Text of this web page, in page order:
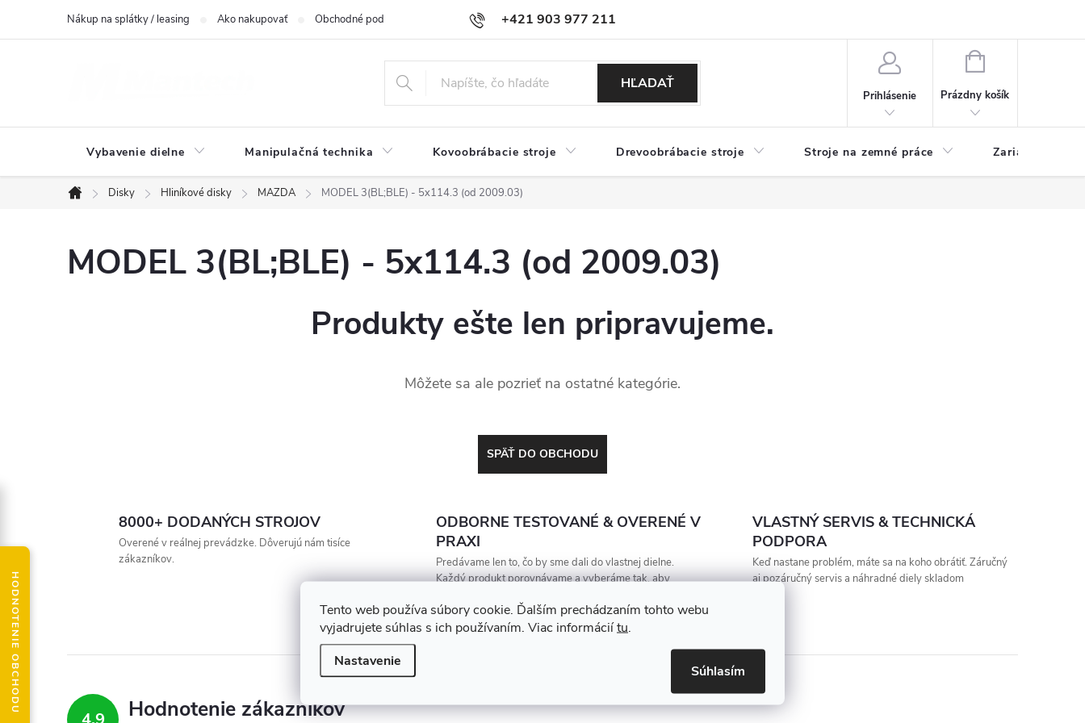
Tento web používa súbory cookie. Ďalším prechádzaním tohto webu
vyjadrujete súhlas s ich používaním. Viac informáciítu.
Nastavenie
Súhlasím
+421 903 977 211
Nákup na splátky / leasing Ako nakupovať Obchodné podmienky Podmienky ochrany osobných údajov
HĽADAŤ
Prihlásenie
NÁKUPNÝ
Prázdny košík
Vybavenie dielne Manipulačná technika Kovoobrábacie stroje Drevoobrábacie stroje Stroje na zemné práce Zariadenia na
Domov
Disky Hliníkové disky MAZDA MODEL 3(BL;BLE) - 5x114.3 (od 2009.03)
MODEL 3(BL;BLE) - 5x114.3 (od 2009.03)
Produkty ešte len pripravujeme.
Môžete sa ale pozrieť na ostatné kategórie.
SPÄŤ DO OBCHODU
8000+ DODANÝCH STROJOV
Overené v reálnej prevádzke. Dôverujú nám tisíce
zákazníkov.
ODBORNE TESTOVANÉ & OVERENÉ V
PRAXI
Predávame len to, čo by sme dali do vlastnej dielne.
Každý produkt porovnávame a vyberáme tak, aby
VLASTNÝ SERVIS & TECHNICKÁ
PODPORA
Keď nastane problém, máte sa na koho obrátiť. Záručný
aj pozáručný servis a náhradné diely skladom
Hodnotenie zákazníkov
HODNOTENIE OBCHODU